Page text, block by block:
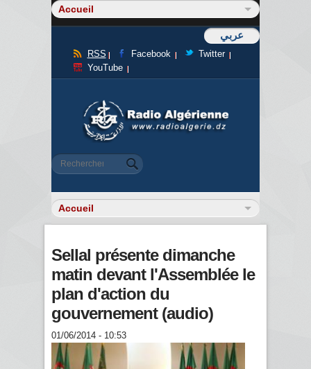
عربي
RSS Facebook
Twitter
YouTube
Formulaire de recherche
Rechercher
Sellal présente dimanche
matin devant l'Assemblée le
plan d'action du
gouvernement (audio)
01/06/2014 - 10:53